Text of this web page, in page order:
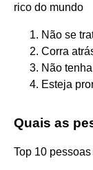
rico do mundo
Não se
Corra
Não
Esteja
Quais as
Top 10